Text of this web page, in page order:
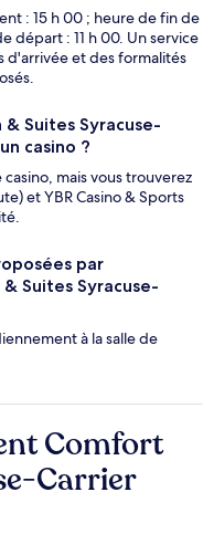
: 15 h 00 ; heure de fin de
départ : 11 h 00. Un service
d'arrivée et des formalités
Suites Syracuse-
casino ?
mais vous trouverez
et YBR Casino & Sports
par
Suites Syracuse-
à la salle de
Comfort
Carrier